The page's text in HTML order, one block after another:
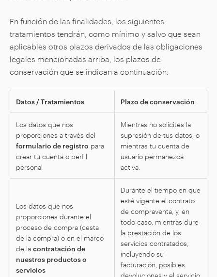
En función de las finalidades, los siguientes
tratamientos tendrán, como mínimo y salvo que sean
aplicables otros plazos derivados de las obligaciones
legales mencionadas arriba, los plazos de
conservación que se indican a continuación:
Datos / Tratamientos Plazo de conservación
Los datos que nos
proporciones a través del
formulario de registro para
crear tu cuenta o perfil
personal
Mientras no solicites la
supresión de tus datos, o
mientras tu cuenta de
usuario permanezca
activa.
Los datos que nos
proporciones durante el
proceso de compra (cesta
de la compra) o en el marco
de la contratación de
nuestros productos o
servicios
Durante el tiempo en que
esté vigente el contrato
de compraventa, y, en
todo caso, mientras dure
la prestación de los
servicios contratados,
incluyendo su
facturación, posibles
devoluciones y el servicio